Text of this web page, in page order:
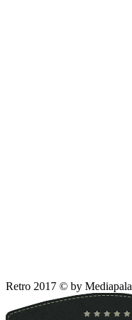
Retro 2017 © by Mediapala